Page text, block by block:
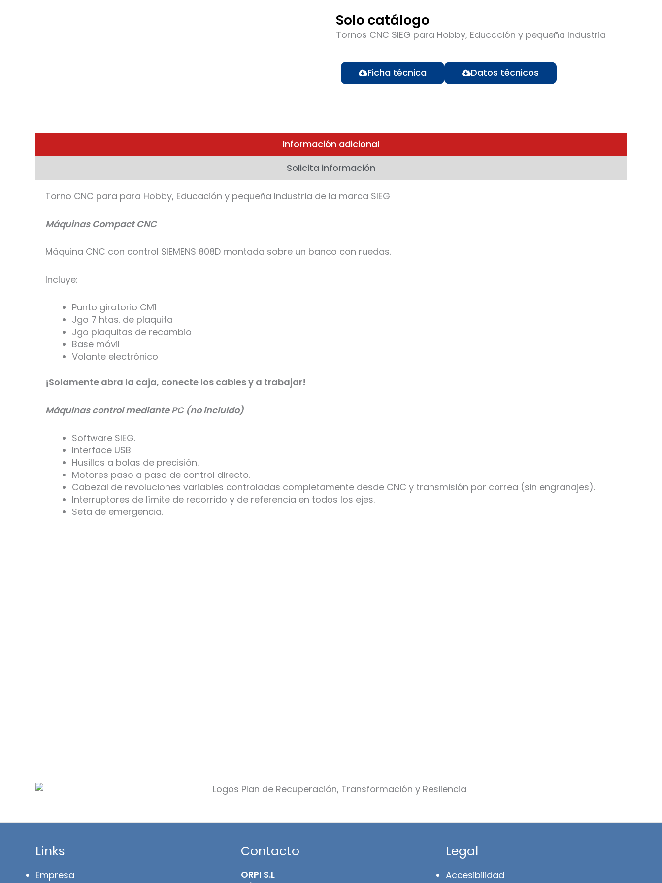
Solo catálogo
Tornos CNC SIEG para Hobby, Educación y pequeña Industria
Ficha técnica Datos técnicos
Información adicional
Solicita información
Torno CNC para para Hobby, Educación y pequeña Industria de la marca SIEG
Máquinas Compact CNC
Máquina CNC con control SIEMENS 808D montada sobre un banco con ruedas.
Incluye:
Punto giratorio CM1
Jgo 7 htas. de plaquita
Jgo plaquitas de recambio
Base móvil
Volante electrónico
¡Solamente abra la caja, conecte los cables y a trabajar!
Máquinas control mediante PC (no incluido)
Software SIEG.
Interface USB.
Husillos a bolas de precisión.
Motores paso a paso de control directo.
Cabezal de revoluciones variables controladas completamente desde CNC y transmisión por correa (sin engranajes).
Interruptores de límite de recorrido y de referencia en todos los ejes.
Seta de emergencia.
Links
Empresa
Contacto
ORPI S.L
Legal
Accesibilidad